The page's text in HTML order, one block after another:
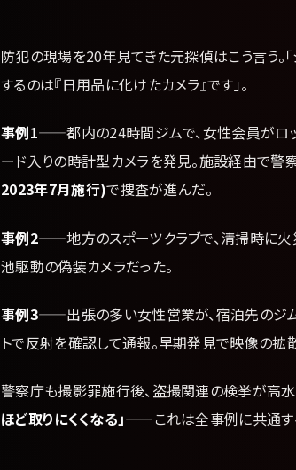
防犯の現場を20年見てきた元探偵はこう言う。
するのは『日用品に化けたカメラ』です」。
事例1——都内の24時間ジムで、女性会員がロ
ード入りの時計型カメラを発見。施設経由で警
2023年7月施行)で捜査が進んだ。
事例2——地方のスポーツクラブで、清掃時に
池駆動の偽装カメラだった。
事例3——出張の多い女性営業が、宿泊先のジ
トで反射を確認して通報。早期発見で映像の拡
警察庁も撮影罪施行後、盗撮関連の検挙が高水
ほど取りにくくなる」——これは全事例に共通す